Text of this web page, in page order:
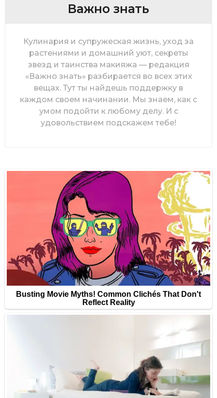
Важно знать
Кулинария и супружеская жизнь, уход за
растениями и домашний уют, секреты
звезд и таинства макияжа — редакция
«Важно знать» разбирается во всех этих
вещах. Тут ты найдешь поддержку в
каждом своем начинании. Мы знаем, как с
умом подойти к любому делу. И с
удовольствием подскажем тебе!